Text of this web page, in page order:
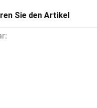
Sie den Artikel